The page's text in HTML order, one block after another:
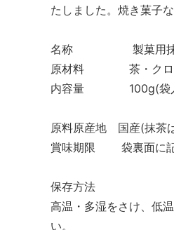
たしました。焼き菓子な
名称 製菓用抹
原材料 茶・クロ
内容量 100g(袋
原料原産地 国産(抹茶
賞味期限 袋裏面に
保存方法
高温・多湿をさけ、低
い。